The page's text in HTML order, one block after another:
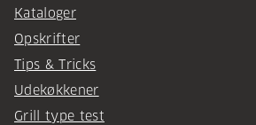
Kataloger
Opskrifter
Tips & Tricks
Udekøkkener
Grill type test